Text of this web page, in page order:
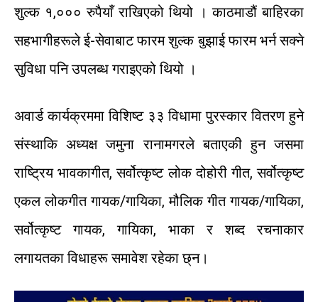
शुल्क १,००० रुपैयाँ राखिएको थियो । काठमाडौं बाहिरका
सहभागीहरूले ई-सेवाबाट फारम शुल्क बुझाई फारम भर्न सक्ने
सुविधा पनि उपलब्ध गराइएको थियो ।
अवार्ड कार्यक्रममा विशिष्ट ३३ विधामा पुरस्कार वितरण हुने
संस्थाकि अध्यक्ष जमुना रानामगरले बताएकी हुन जसमा
राष्ट्रिय भावकागीत,सर्वोत्कृष्ट लोक दोहोरी गीत,सर्वोत्कृष्ट
एकल लोकगीत गायक/गायिका,मौलिक गीत गायक/गायिका,
सर्वोत्कृष्ट
गायक,गायिका, भाका र शब्द
रचनाकार
लगायतका विधाहरू समावेश रहेका छ्न।